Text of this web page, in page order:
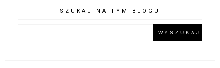
SZUKAJ NA TYM BLOGU